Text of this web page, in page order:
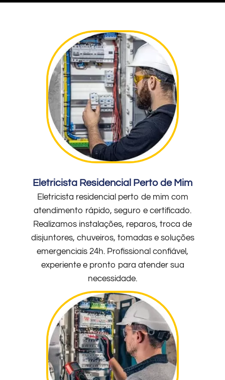
Eletricista Residencial Perto de Mim
Eletricista residencial perto de mim com
atendimento rápido, seguro e certificado.
Realizamos instalações, reparos, troca de
disjuntores, chuveiros, tomadas e soluções
emergenciais 24h. Profissional confiável,
experiente e pronto para atender sua
necessidade.